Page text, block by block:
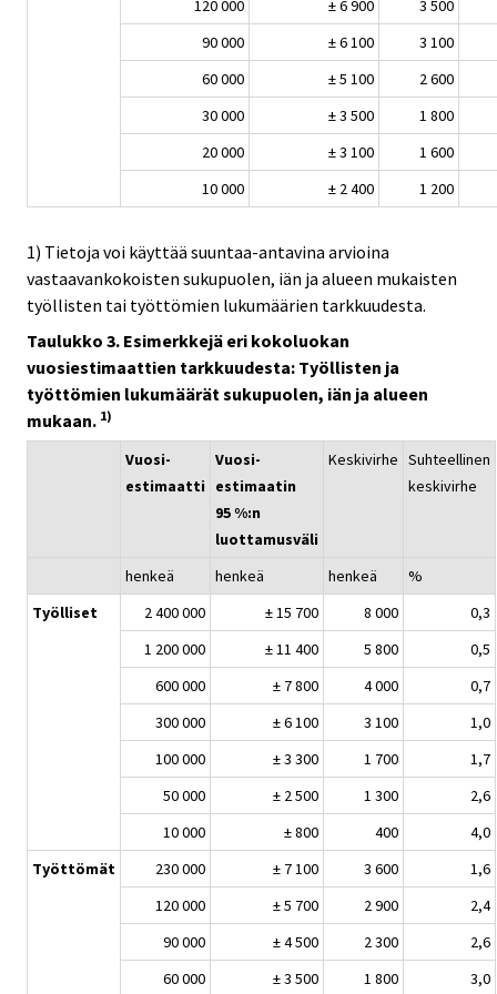
120 000
± 6 900
3 500
90 000
± 6 100
3 100
60 000
± 5 100
2 600
30 000
± 3 500
1 800
20 000
± 3 100
1 600
10 000
± 2 400 1 200
1) Tietoja voi käyttää suuntaa-antavina arvioina
vastaavankokoisten sukupuolen, iän ja alueen mukaisten
työllisten tai työttömien lukumäärien tarkkuudesta.
Taulukko 3. Esimerkkejä eri kokoluokan
vuosiestimaattien tarkkuudesta: Työllisten ja
työttömien lukumäärät sukupuolen, iän ja alueen
mukaan. 1)
Vuosi-
estimaatti
Vuosi-
estimaatin
95 %:n
luottamusväli
Keskivirhe Suhteellinen
keskivirhe
henkeä henkeä henkeä
%
Työlliset
2 400 000 ± 15 700 8 000
0,3
1 200 000
± 11 400 5 800
0,5
600 000
± 7 800 4 000
0,7
300 000
± 6 100 3 100
1,0
100 000
± 3 300 1 700
1,7
50 000
± 2 500 1 300
2,6
10 000
± 800 400
4,0
Työttömät
230 000 ± 7 100 3 600
1,6
120 000
± 5 700 2 900
2,4
90 000
± 4 500 2 300
2,6
60 000
± 3 500 1 800 3,0